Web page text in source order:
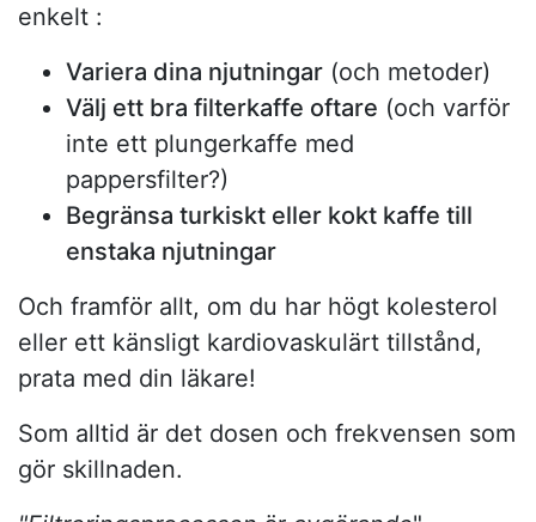
enkelt :
Variera dina njutningar (och metoder)
Välj ett bra filterkaffe oftare (och varför
inte ett plungerkaffe med
pappersfilter?)
Begränsa turkiskt eller kokt kaffe till
enstaka njutningar
Och framför allt, om du har högt kolesterol
eller ett känsligt kardiovaskulärt tillstånd,
prata med din läkare!
Som alltid är det dosen och frekvensen som
gör skillnaden.